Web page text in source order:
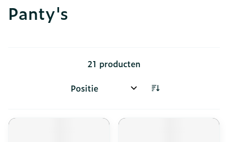
Panty's
21 producten
Sorteer op: